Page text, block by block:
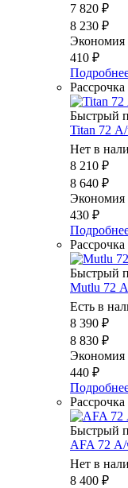
7 820 ₽
8 230 ₽
Экономия
410 ₽
Рассрочка
Быстрый
Titan 72
Нет в
8 210 ₽
8 640 ₽
Экономия
430 ₽
Рассрочка
Быстрый
Mutlu 72
Есть в
8 390 ₽
8 830 ₽
Экономия
440 ₽
Рассрочка
Быстрый
AFA 72
Нет в
8 400 ₽